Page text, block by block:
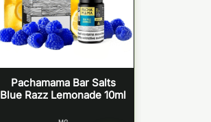
Pachamama Bar Salts
Blue Razz Lemonade 10ml